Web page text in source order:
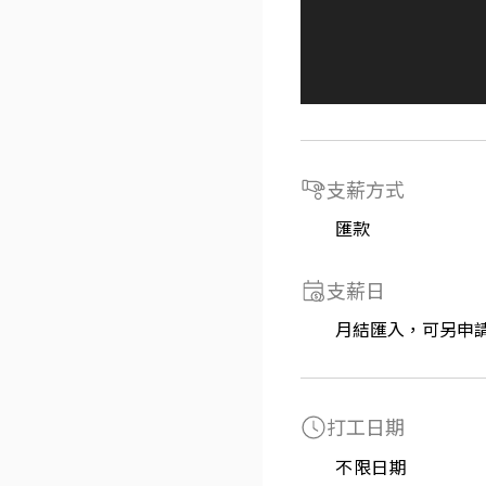
支薪方式
匯款
支薪日
月結匯入，可另申
打工日期
不限日期